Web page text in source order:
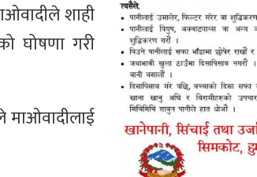
शाही
घोषणा गरी
माओवादीलाई